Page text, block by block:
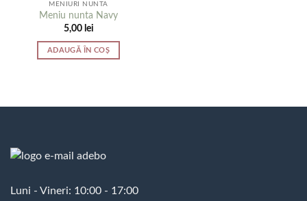
MENIURI NUNTA
Meniu nunta Navy
5,00 lei
ADAUGĂ ÎN COȘ
Luni - Vineri: 10:00 - 17:00